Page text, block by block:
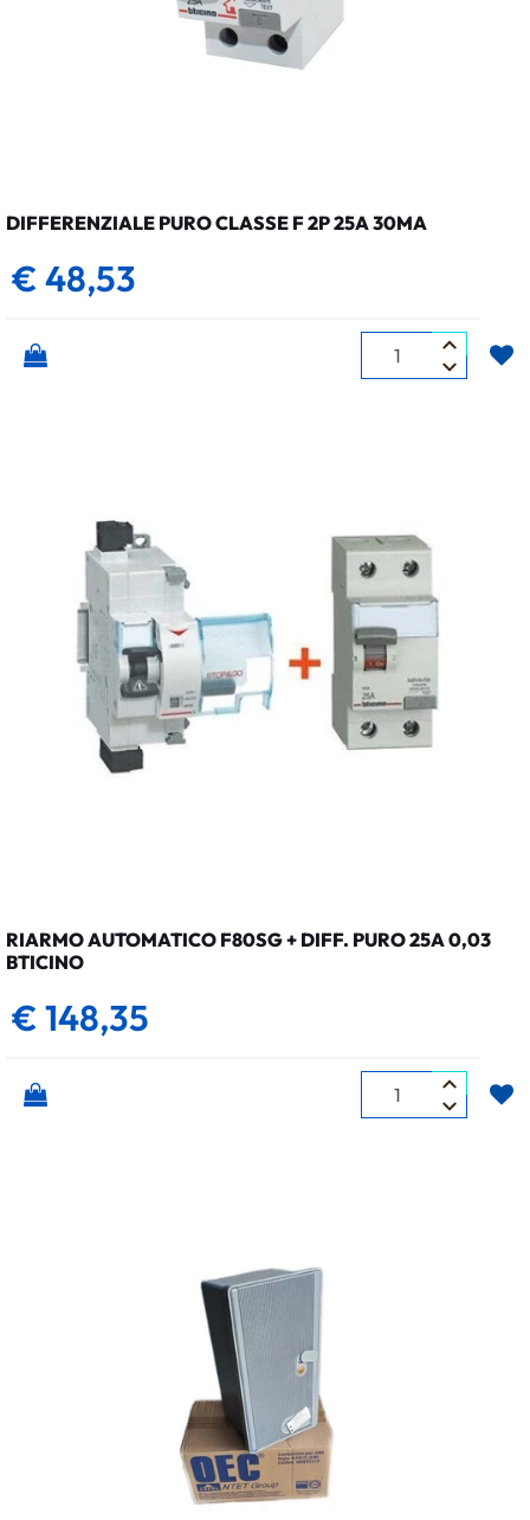
DIFFERENZIALE PURO CLASSE F 2P 25A 30MA
€ 48,53
Quantità
RIARMO AUTOMATICO F80SG + DIFF. PURO 25A 0,03
BTICINO
€ 148,35
Quantità